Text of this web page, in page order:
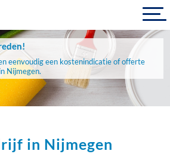
eenvoudig een kostenindicatie of offerte
Nijmegen.
in Nijmegen